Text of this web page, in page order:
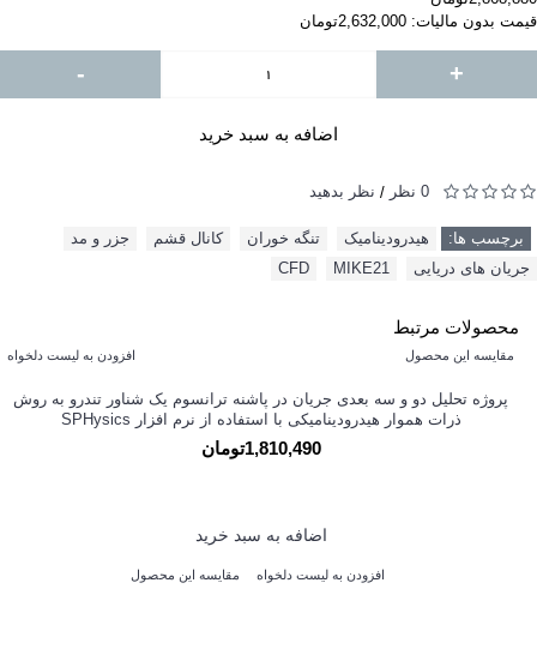
قیمت بدون مالیات: 2,632,000تومان
- +
اضافه به سبد خرید
0 نظر / نظر بدهید
برچسب ها: هیدرودینامیک تنگه خوران کانال قشم جزر و مد
جریان های دریایی
MIKE21
CFD
محصولات مرتبط
افزودن به لیست دلخواه مقایسه این محصول
پروژه تحلیل دو و سه بعدی جریان در پاشنه ترانسوم یک شناور تندرو به روش
ذرات هموار هیدرودینامیکی با استفاده از نرم افزار SPHysics
1,810,490تومان
اضافه به سبد خرید
افزودن به لیست دلخواه مقایسه این محصول